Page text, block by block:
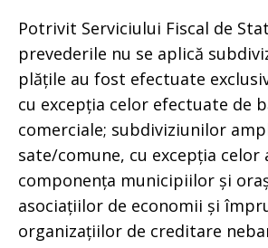
Potrivit Serviciului Fiscal de Stat
prevederile nu se aplică
plățile au fost efectuate
cu excepția celor efectuate de
comerciale; subdiviziunilor
sate/comune, cu excepția celor
componența municipiilor și
asociațiilor de economii și
organizațiilor de creditare